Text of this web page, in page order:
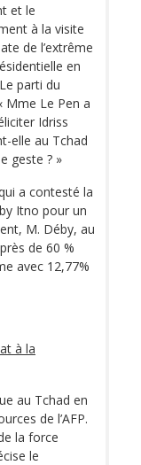
et le
à la visite
de l’extrême
en
parti du
Mme Le Pen a
Idriss
elle au Tchad
geste ? »
a contesté la
Itno pour un
M. Déby, au
de 60 %
avec 12,77%
à la
au Tchad en
de l’AFP.
la force
le